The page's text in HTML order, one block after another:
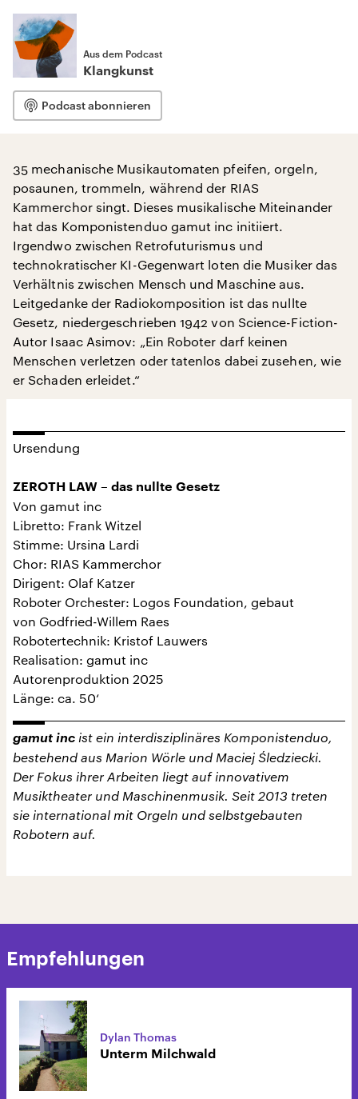
Aus dem Podcast
Klangkunst
Podcast abonnieren
35 mechanische Musikautomaten pfeifen, orgeln,
posaunen, trommeln, während der RIAS
Kammerchor singt. Dieses musikalische Miteinander
hat das Komponistenduo gamut inc initiiert.
Irgendwo zwischen Retrofuturismus und
technokratischer KI-Gegenwart loten die Musiker das
Verhältnis zwischen Mensch und Maschine aus.
Leitgedanke der Radiokomposition ist das nullte
Gesetz, niedergeschrieben 1942 von Science-Fiction-
Autor Isaac Asimov: „Ein Roboter darf keinen
Menschen verletzen oder tatenlos dabei zusehen, wie
er Schaden erleidet.“
Ursendung
ZEROTH LAW – das nullte Gesetz
Von gamut inc
Libretto: Frank Witzel
Stimme: Ursina Lardi
Chor: RIAS Kammerchor
Dirigent: Olaf Katzer
Roboter Orchester: Logos Foundation, gebaut
von Godfried-Willem Raes
Robotertechnik: Kristof Lauwers
Realisation: gamut inc
Autorenproduktion 2025
Länge: ca. 50‘
gamut inc ist ein interdisziplinäres Komponistenduo,
bestehend aus Marion Wörle und Maciej Śledziecki.
Der Fokus ihrer Arbeiten liegt auf innovativem
Musiktheater und Maschinenmusik. Seit 2013 treten
sie international mit Orgeln und selbstgebauten
Robotern auf.
Empfehlungen
Dylan Thomas
Unterm Milchwald